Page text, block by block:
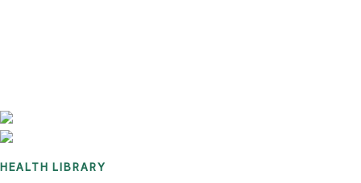
HEALTH LIBRARY